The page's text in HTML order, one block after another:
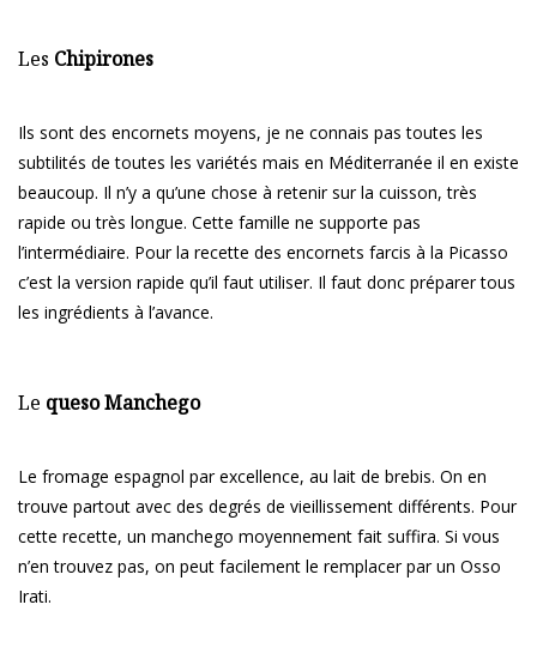
Les Chipirones
Ils sont des encornets moyens, je ne connais pas toutes les
subtilités de toutes les variétés mais en Méditerranée il en existe
beaucoup. Il n’y a qu’une chose à retenir sur la cuisson, très
rapide ou très longue. Cette famille ne supporte pas
l’intermédiaire. Pour la recette des encornets farcis à la Picasso
c’est la version rapide qu’il faut utiliser. Il faut donc préparer tous
les ingrédients à l’avance.
Le queso Manchego
Le fromage espagnol par excellence, au lait de brebis. On en
trouve partout avec des degrés de vieillissement différents. Pour
cette recette, un manchego moyennement fait suffira. Si vous
n’en trouvez pas, on peut facilement le remplacer par un Osso
Irati.